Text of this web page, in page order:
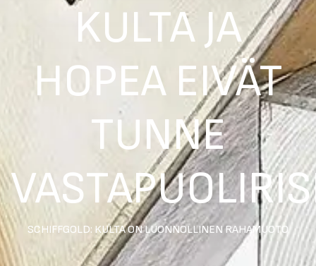
KULTA JA
HOPEA EIVÄT
TUNNE
SCHIFFGOLD: KULTA ON LUONNOLLINEN RAHAMUOTO